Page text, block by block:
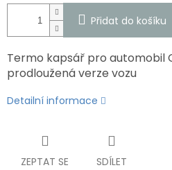
Přidat do košíku
Termo kapsář pro automobil
prodloužená verze vozu
Detailní informace
ZEPTAT SE SDÍLET